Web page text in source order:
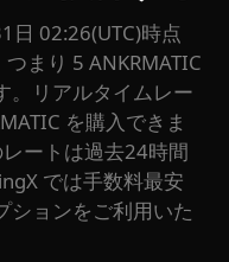
日 02:26(UTC)時点
まり 5 ANKRMATIC
。リアルタイムレー
を購入できま
レートは過去24時間
では手数料最安
ションをご利用いた